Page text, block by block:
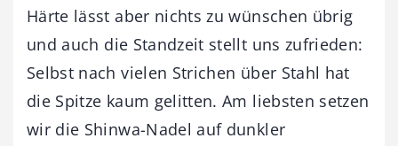
Härte lässt aber nichts zu wünschen übrig
und auch die Standzeit stellt uns zufrieden:
Selbst nach vielen Strichen über Stahl hat
die Spitze kaum gelitten. Am liebsten setzen
wir die Shinwa-Nadel auf dunkler